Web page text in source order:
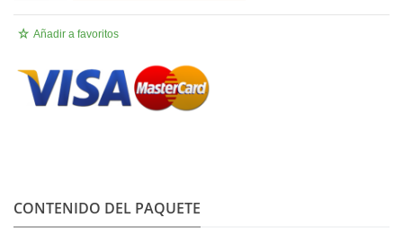
Añadir a favoritos
CONTENIDO DEL PAQUETE